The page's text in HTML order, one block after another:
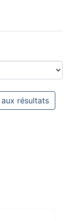
résultats